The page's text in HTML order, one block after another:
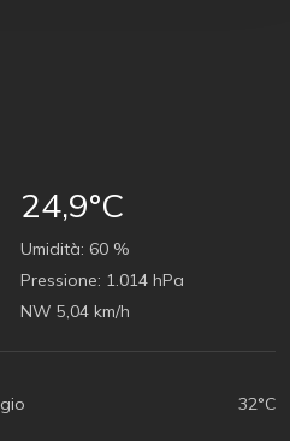
24,9°C
Umidità: 60 %
Pressione: 1.014 hPa
NW 5,04 km/h
gio 32°C